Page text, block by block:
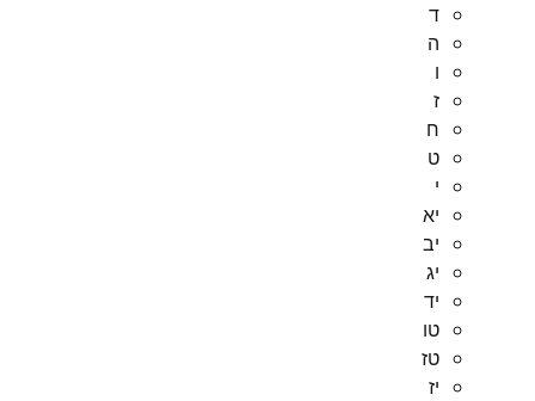
ד
ה
ו
ז
ח
ט
י
יא
יב
יג
יד
טו
טז
יז